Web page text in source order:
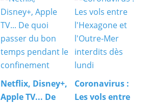
Netflix, Disney+,
Apple TV... De
Coronavirus :
Les vols entre